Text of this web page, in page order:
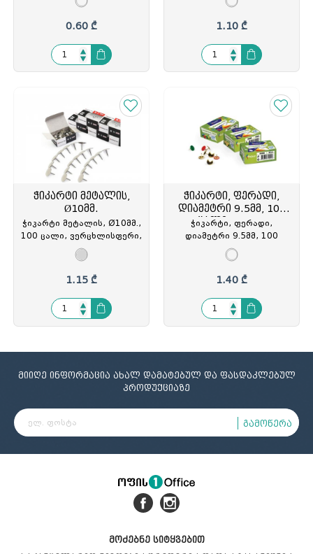
პლასტიკური თავით, MAS-
315, MAS-031509
0.60 ₾
პლასტიკური თავით, SX-
DL047, SX-865370
1.10 ₾
ჭიკარტი მეტალის,
Ø10მმ.
ჭიკარტი მეტალის, Ø10მმ.,
100 ცალი, ვერცხლისფერი,
Comix, CO-B3537, CO-
335375
1.15 ₾
ჭიკარტი, ფერადი,
დიამეტრი 9.5მმ, 100
ცალი, Forpus
ჭიკარტი, ფერადი,
დიამეტრი 9.5მმ, 100
ცალი, Forpus, (1/10),
FO61002, FOP-610024
1.40 ₾
მიიღე ინფორმაცია ახალ დამატებულ და ფასდაკლებულ
პროდუქციაზე
გამოწერა
მოძებნე სიტყვებით